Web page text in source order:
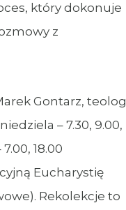
który dokonuje
z
Gontarz, teolog
– 7.30, 9.00,
18.00
Eucharystię
Rekolekcje to